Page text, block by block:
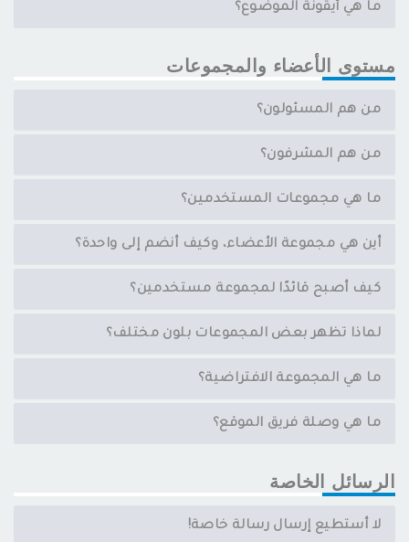
ما هي أيقونة الموضوع؟
مستوى الأعضاء والمجموعات
من هم المسئولون؟
من هم المشرفون؟
ما هي مجموعات المستخدمين؟
أين هي مجموعة الأعضاء، وكيف أنضم إلى واحدة؟
كيف أصبح قائدًا لمجموعة مستخدمين؟
لماذا تظهر بعض المجموعات بلون مختلف؟
ما هي المجموعة الافتراضية؟
ما هي وصلة فريق الموقع؟
الرسائل الخاصة
لا أستطيع إرسال رسالة خاصة!